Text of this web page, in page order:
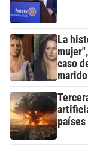
La
caso
marido